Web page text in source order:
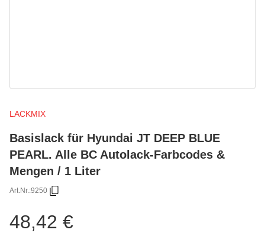
LACKMIX
Basislack für Hyundai JT DEEP BLUE
PEARL. Alle BC Autolack-Farbcodes &
Mengen / 1 Liter
Art.Nr.:9250
48,42 €